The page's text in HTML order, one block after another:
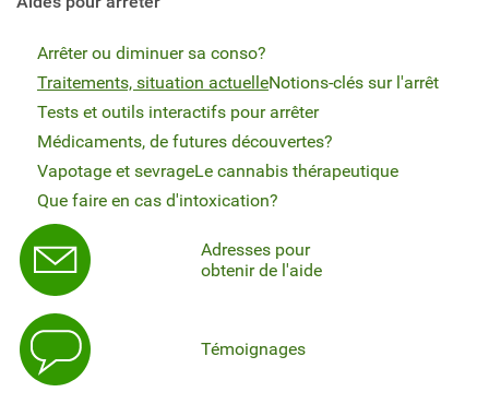
Arrêter ou diminuer sa conso?
Traitements, situation actuelleNotions-clés sur l'arrêt
Tests et outils interactifs pour arrêter
Médicaments, de futures découvertes?
Vapotage et sevrageLe cannabis thérapeutique
Que faire en cas d'intoxication?
Adresses pour
obtenir de l'aide
Témoignages